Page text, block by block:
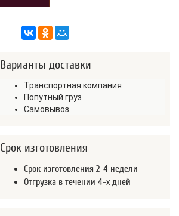
Варианты доставки
Транспортная компания
Попутный груз
Самовывоз
Срок изготовления
Срок изготовления 2-4 недели
Отгрузка в течении 4-х дней